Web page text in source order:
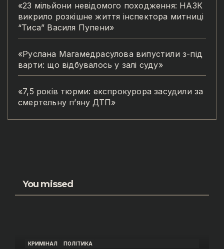
«23 мільйони невідомого походження: НАЗК
викрило розкішне життя інспектора митниці
“Тиса” Василя Пупени»
«Руслана Магамедрасулова випустили з-під
варти: що відбувалось у залі суду»
«7,5 років тюрми: експрокурора засудили за
смертельну п’яну ДТП»
You missed
КРИМІНАЛ ПОЛІТИКА